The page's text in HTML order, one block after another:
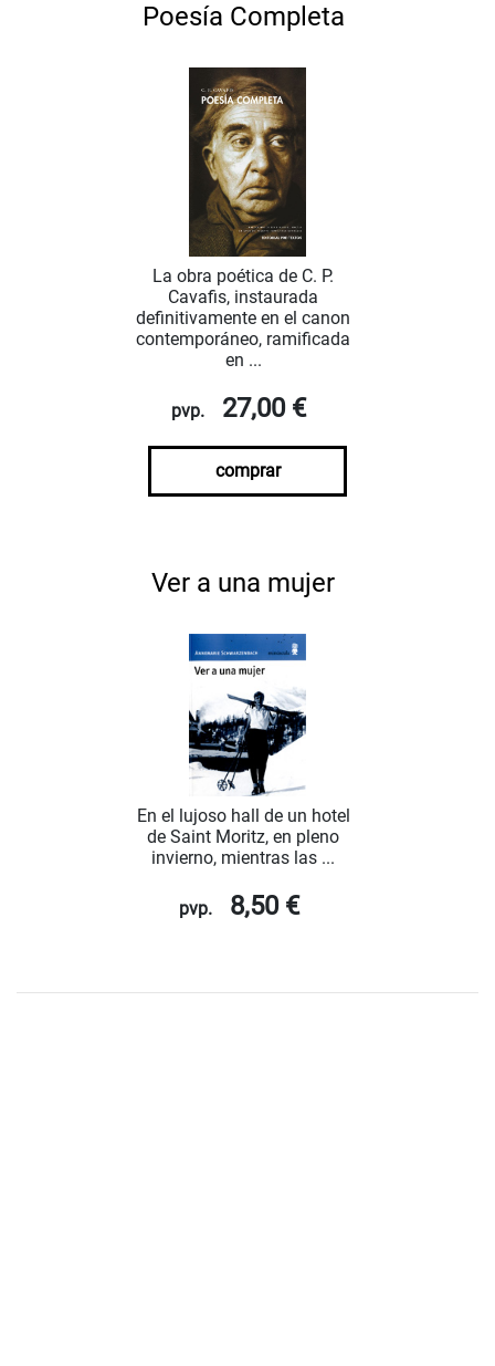
Poesía Completa
La obra poética de C. P.
Cavafis, instaurada
definitivamente en el canon
contemporáneo, ramificada
en ...
pvp. 27,00 €
comprar
Ver a una mujer
En el lujoso hall de un hotel
de Saint Moritz, en pleno
invierno, mientras las ...
pvp. 8,50 €